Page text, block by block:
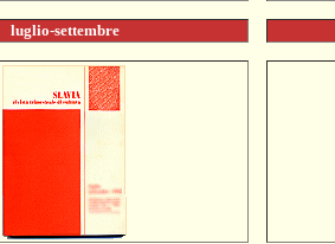
luglio-settembre